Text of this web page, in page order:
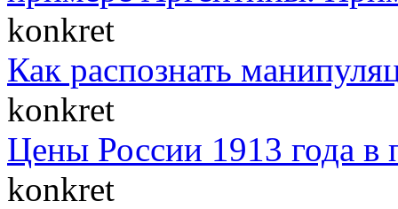
konkret
Как распознать
konkret
Цены России 1913 года в
konkret